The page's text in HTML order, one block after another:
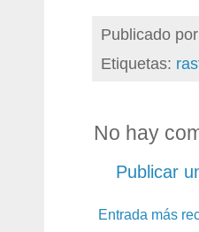
Publicado por
Etiquetas:
No hay
Publicar
Entrada más